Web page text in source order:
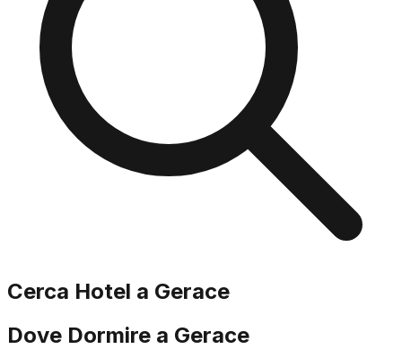
Cerca Hotel a Gerace
Dove Dormire a Gerace